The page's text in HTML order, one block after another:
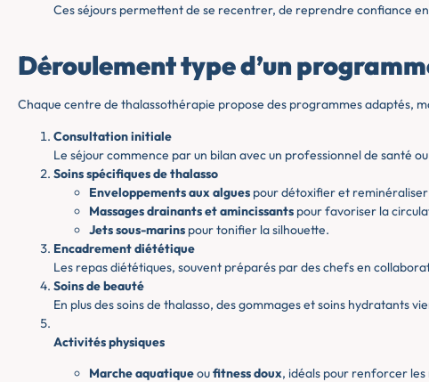
Ces séjours permettent de se recentrer, de reprendre confiance
Déroulement type d’un
Chaque centre de thalassothérapie propose des programmes adaptés,
Consultation initiale
Le séjour commence par un bilan avec un professionnel de santé
Soins spécifiques de thalasso
Enveloppements aux algues pour détoxifier et reminéraliser
Massages drainants et amincissants pour favoriser la
Jets sous-marins pour tonifier la silhouette.
Encadrement diététique
Les repas diététiques, souvent préparés par des chefs en
Soins de beauté
En plus des soins de thalasso, des gommages et soins hydratants
Activités physiques
Marche aquatiqueoufitness doux, idéals pour renforcer les